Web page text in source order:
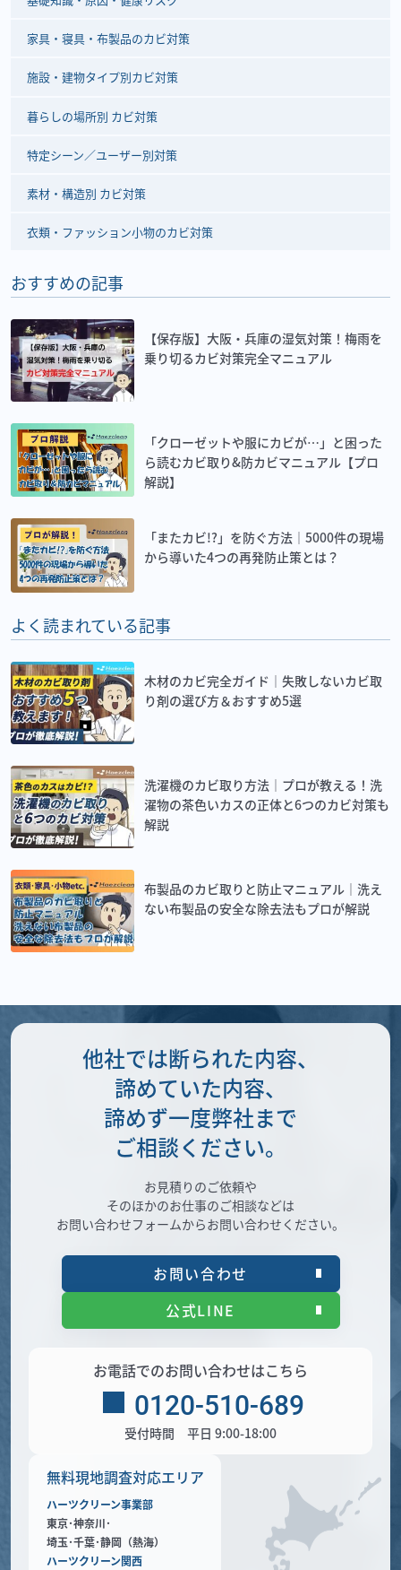
家具・寝具・布製品のカビ対策
施設・建物タイプ別カビ対策
暮らしの場所別 カビ対策
特定シーン／ユーザー別対策
素材・構造別 カビ対策
衣類・ファッション小物のカビ対策
おすすめの記事
【保存版】大阪・兵庫の湿気対策！梅雨を
乗り切るカビ対策完全マニュアル
「クローゼットや服にカビが…」と困った
ら読むカビ取り&防カビマニュアル【プロ
解説】
「またカビ!?」を防ぐ方法｜5000件の現場
から導いた4つの再発防止策とは？
よく読まれている記事
木材のカビ完全ガイド｜失敗しないカビ取
り剤の選び方＆おすすめ5選
洗濯機のカビ取り方法｜プロが教える！洗
濯物の茶色いカスの正体と6つのカビ対策も
解説
布製品のカビ取りと防止マニュアル｜洗え
ない布製品の安全な除去法もプロが解説
無料現地調査対応エリア
ハーツクリーン事業部
東京･神奈川･
埼玉･千葉･静岡（熱海）
ハーツクリーン関西
他社では断られた内容、
諦めていた内容、
諦めず一度弊社まで
ご相談ください。
お見積りのご依頼や
そのほかのお仕事のご相談などは
お問い合わせフォームからお問い合わせください。
お問い合わせ
公式LINE
お電話でのお問い合わせはこちら
0120-510-689
受付時間 平日 9:00-18:00